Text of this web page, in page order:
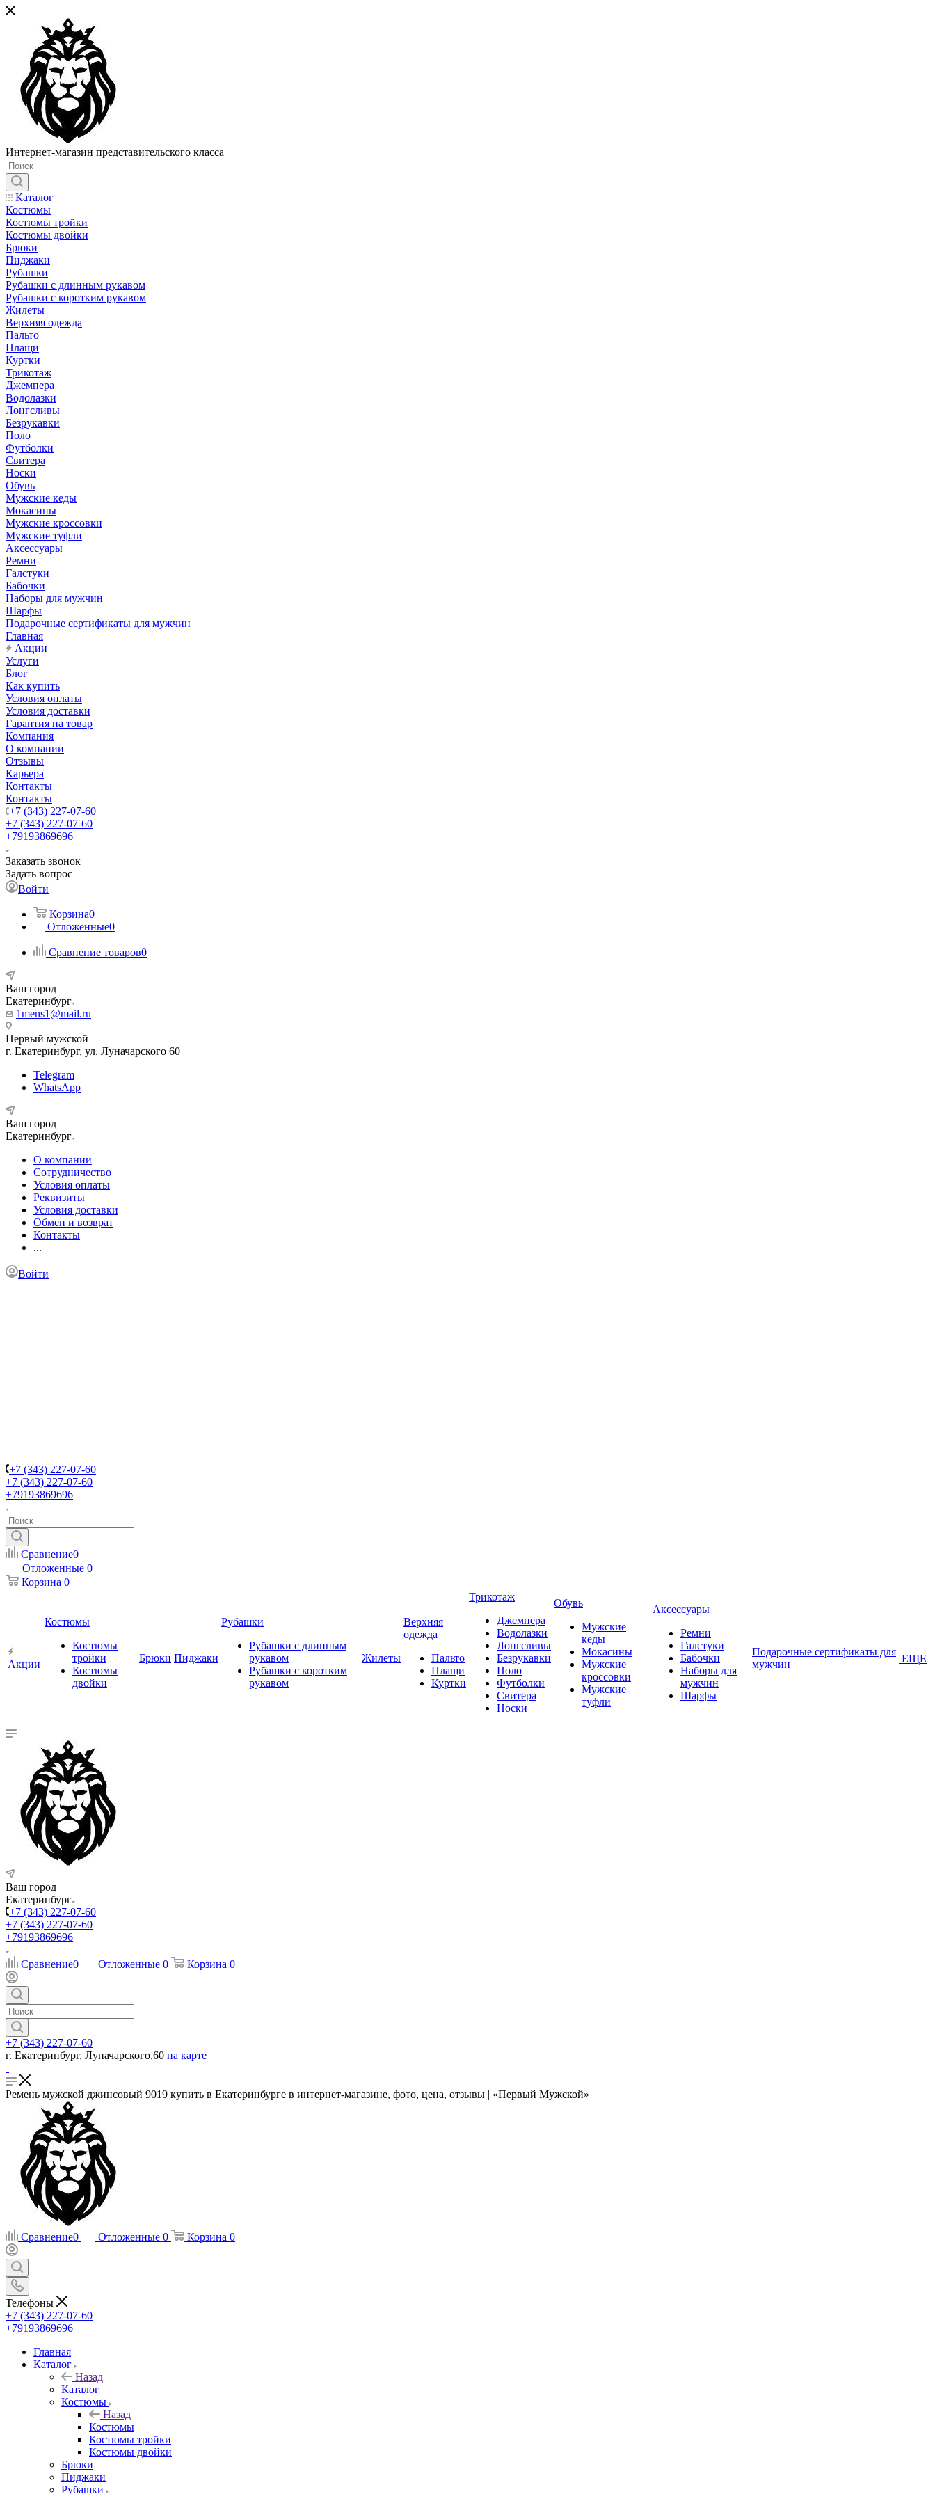
Интернет-магазин представительского класса
Каталог
Костюмы
Костюмы тройки
Костюмы двойки
Брюки
Пиджаки
Рубашки
Рубашки с длинным рукавом
Рубашки с коротким рукавом
Жилеты
Верхняя одежда
Пальто
Плащи
Куртки
Трикотаж
Джемпера
Водолазки
Лонгсливы
Безрукавки
Поло
Футболки
Свитера
Носки
Обувь
Мужские кеды
Мокасины
Мужские кроссовки
Мужские туфли
Аксессуары
Ремни
Галстуки
Бабочки
Наборы для мужчин
Шарфы
Подарочные сертификаты для мужчин
Главная
Акции
Услуги
Блог
Как купить
Условия оплаты
Условия доставки
Гарантия на товар
Компания
О компании
Отзывы
Карьера
Контакты
Контакты
+7 (343) 227-07-60
+7 (343) 227-07-60
+79193869696
Заказать звонок
Задать вопрос
Войти
Корзина0
Отложенные0
Сравнение товаров0
Ваш город
Екатеринбург
1mens1@mail.ru
Первый мужской
г. Екатеринбург, ул. Луначарского 60
Telegram
WhatsApp
Ваш город
Екатеринбург
О компании
Сотрудничество
Условия оплаты
Реквизиты
Условия доставки
Обмен и возврат
Контакты
...
Войти
+7 (343) 227-07-60
+7 (343) 227-07-60
+79193869696
Сравнение0
Отложенные 0
Корзина 0
Акции
Костюмы
Костюмы
тройки
Костюмы
двойки
Брюки Пиджаки
Рубашки
Рубашки с длинным
рукавом
Рубашки с коротким
рукавом
Жилеты
Верхняя
одежда
Пальто
Плащи
Куртки
Трикотаж
Джемпера
Водолазки
Лонгсливы
Безрукавки
Поло
Футболки
Свитера
Носки
Обувь
Мужские
кеды
Мокасины
Мужские
кроссовки
Мужские
туфли
Аксессуары
Ремни
Галстуки
Бабочки
Наборы для
мужчин
Шарфы
Подарочные сертификаты для
мужчин
+
ЕЩЕ
Ваш город
Екатеринбург
+7 (343) 227-07-60
+7 (343) 227-07-60
+79193869696
Сравнение0 Отложенные 0 Корзина 0
+7 (343) 227-07-60
г. Екатеринбург, Луначарского,60 на карте
Ремень мужской джинсовый 9019 купить в Екатеринбурге в интернет-магазине, фото, цена, отзывы | «Первый Мужской»
Сравнение0 Отложенные 0 Корзина 0
Телефоны
+7 (343) 227-07-60
+79193869696
Главная
Каталог
Назад
Каталог
Костюмы
Назад
Костюмы
Костюмы тройки
Костюмы двойки
Брюки
Пиджаки
Рубашки